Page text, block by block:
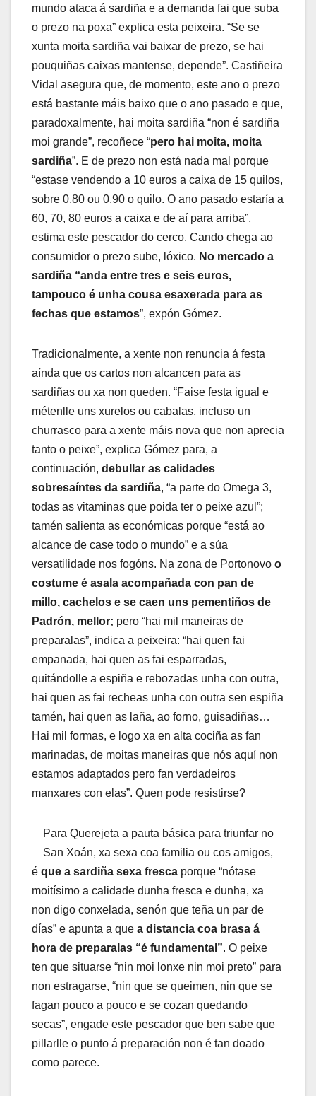
mundo ataca á sardiña e a demanda fai que suba
o prezo na poxa” explica esta peixeira. “Se se
xunta moita sardiña vai baixar de prezo, se hai
pouquiñas caixas mantense, depende”. Castiñeira
Vidal asegura que, de momento, este ano o prezo
está bastante máis baixo que o ano pasado e que,
paradoxalmente, hai moita sardiña “non é sardiña
moi grande”, recoñece “pero hai moita, moita
sardiña”. E de prezo non está nada mal porque
“estase vendendo a 10 euros a caixa de 15 quilos,
sobre 0,80 ou 0,90 o quilo. O ano pasado estaría a
60, 70, 80 euros a caixa e de aí para arriba”,
estima este pescador do cerco. Cando chega ao
consumidor o prezo sube, lóxico. No mercado a
sardiña “anda entre tres e seis euros,
tampouco é unha cousa esaxerada para as
fechas que estamos”, expón Gómez.
Tradicionalmente, a xente non renuncia á festa
aínda que os cartos non alcancen para as
sardiñas ou xa non queden. “Faise festa igual e
métenlle uns xurelos ou cabalas, incluso un
churrasco para a xente máis nova que non aprecia
tanto o peixe”, explica Gómez para, a
continuación, debullar as calidades
sobresaíntes da sardiña, “a parte do Omega 3,
todas as vitaminas que poida ter o peixe azul”;
tamén salienta as económicas porque “está ao
alcance de case todo o mundo” e a súa
versatilidade nos fogóns. Na zona de Portonovo o
costume é asala acompañada con pan de
millo, cachelos e se caen uns pementiños de
Padrón, mellor; pero “hai mil maneiras de
preparalas”, indica a peixeira: “hai quen fai
empanada, hai quen as fai esparradas,
quitándolle a espiña e rebozadas unha con outra,
hai quen as fai recheas unha con outra sen espiña
tamén, hai quen as laña, ao forno, guisadiñas…
Hai mil formas, e logo xa en alta cociña as fan
marinadas, de moitas maneiras que nós aquí non
estamos adaptados pero fan verdadeiros
manxares con elas”. Quen pode resistirse?
Para Querejeta a pauta básica para triunfar no
San Xoán, xa sexa coa familia ou cos amigos,
é que a sardiña sexa fresca porque “nótase
moitísimo a calidade dunha fresca e dunha, xa
non digo conxelada, senón que teña un par de
días” e apunta a que a distancia coa brasa á
hora de preparalas “é fundamental”. O peixe
ten que situarse “nin moi lonxe nin moi preto” para
non estragarse, “nin que se queimen, nin que se
fagan pouco a pouco e se cozan quedando
secas”, engade este pescador que ben sabe que
pillarlle o punto á preparación non é tan doado
como parece.